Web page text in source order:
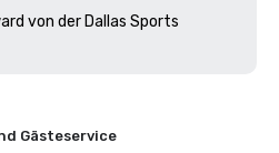
von der Dallas Sports
Gästeservice